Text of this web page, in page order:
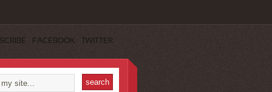
FACEBOOK TWITTER